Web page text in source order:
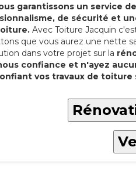
garantissons un service
de sécurité et
Avec Toiture Jacquin
que vous aurez une nette
dans votre projet sur la
confiance et n'ayez
vos travaux de toiture